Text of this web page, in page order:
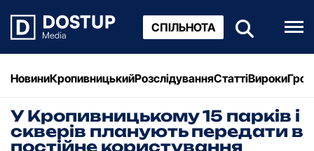
СПІЛЬНОТА
НовиниКропивницькийРозслідуванняСтаттіВироки
У Кропивницькому 15 парків і
скверів планують передати в
постійне користування